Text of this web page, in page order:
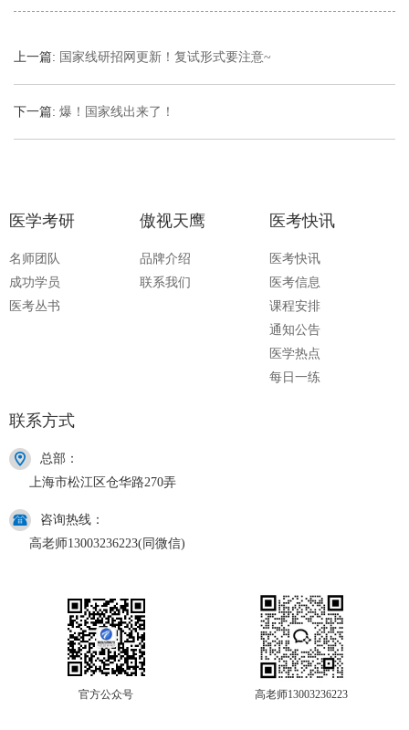
上一篇: 国家线研招网更新！复试形式要注意~
下一篇: 爆！国家线出来了！
医学考研
名师团队
成功学员
医考丛书
傲视天鹰
品牌介绍
联系我们
医考快讯
医考快讯
医考信息
课程安排
通知公告
医学热点
每日一练
联系方式
总部：
上海市松江区仓华路270弄
咨询热线：
高老师13003236223(同微信)
官方公众号 高老师13003236223